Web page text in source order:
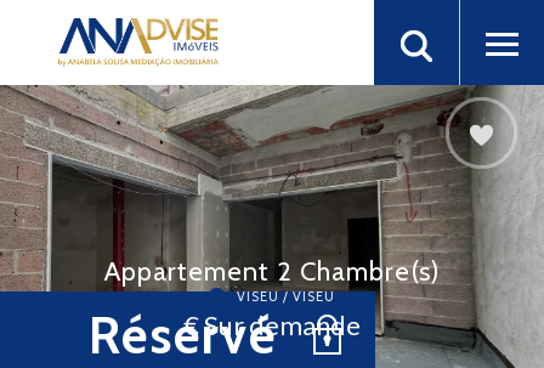
Réservé
Appartement 2 Chambre(s)
VISEU / VISEU
€ Sur demande